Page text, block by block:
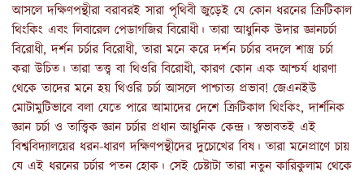
আসলে দক্ষিণপন্থীরা বরাবরই সারা পৃথিবী জুড়েই যে কোন ধরনের ক্রিটিকাল
থিংকিং এবং লিবারেল পেডাগজির বিরোধী। তারা আধুনিক উদার জ্ঞানচর্চা
বিরোধী, দর্শন চর্চার বিরোধী, তারা মনে করে দর্শন চর্চার বদলে শাস্ত্র চর্চা
করা উচিত। তারা তত্ত্ব বা থিওরি বিরোধী, কারণ কোন এক আশ্চর্য ধারণা
থেকে তাদের মনে হয় থিওরি চর্চা আসলে পাশ্চাত্য প্রভাব! জেএনইউ
মোটামুটিভাবে বলা যেতে পারে আমাদের দেশে ক্রিটিকাল থিংকিং, দার্শনিক
জ্ঞান চর্চা ও তাত্ত্বিক জ্ঞান চর্চার প্রধান আধুনিক কেন্দ্র। স্বভাবতই এই
বিশ্ববিদ্যালয়ের ধরন-ধারণ দক্ষিণপন্থীদের দুচোখের বিষ। তারা মনেপ্রাণে চায়
যে এই ধরনের চর্চার পতন হোক। সেই চেষ্টাটা তারা নতুন কারিকুলাম থেকে